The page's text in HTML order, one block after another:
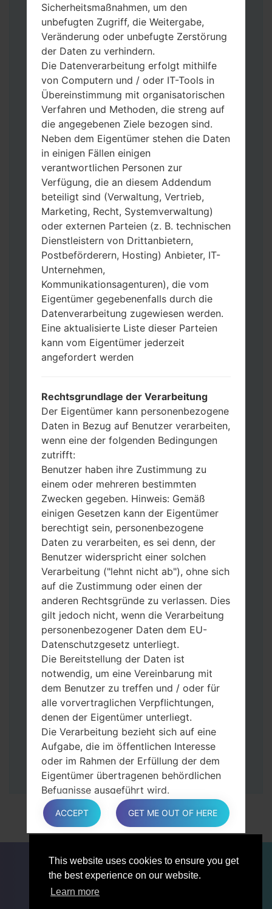
This website uses cookies to ensure you get
the best experience on our website.
Learn more
Laden Sie auf Ihren PC:
Version herunter.
Dann laden Sie die Firmware-Datei
herunter und entpacken Sie sie.
Sie brauchen 1(wählen Sie hier 1 Firmware-
Datei aus) oder 5 (wählen Sie 5 Firmware-
Dateien aus) Firmware-Dateien:
AP: „System & Recovery“
CP: „Modem & Radio“
CSC_***: „Country & Region & Operator“
HOME_CSC_***: „Country & Region &
Operator“
Fügen Sie dem Programm Odin 3 alle
Dateien hinzu.
Wenn Sie das Telefon flashen und auf die
möchten, wählen Sie CSC_***, in einem
anderen Fall wählen Sie HOME_CSC_***
um Ihre Daten zu speichern.
Jetzt schalten Sie das Gerät aus und
aktivieren Sie Download-Modus. Alle
Methoden, wie es geht:
Halten Sie die Power-, Lautstärke- und
Bixbi- Tasten gedrückt.
Halten Sie Lauter- und Leiser-Tasten
gedrückt. Schließen Sie das Telefon mit
einem USB-Kabel an den PC an.
Halten Sie die Power-, Lauter- und
Home-Tasten gedrückt.
Schließen Sie das USB-Kabel an und
halten Sie die Leiser- und Bixbi-Tasten
gedrückt.
Halten Sie die Power- und Lauter-
Tasten gedrückt.
Dann schließen Sie das Telefon an den PC
an, das Programm Odin erkennt Ihr Gerät
und „COM port number“ wird auf dem
Bildschirm angezeigt.
Geben Sie nur die „F. Reset”-Zeit und
„Auto-Rebot“ an.
Zum Schluss klicken Sie „Start“-Taste auf.
Ihr Gerät wird neu gestartet und von PC
getrennt.
Sicherheitsmaßnahmen, um den
unbefugten Zugriff, die Weitergabe,
Veränderung oder unbefugte Zerstörung
der Daten zu verhindern.
Die Datenverarbeitung erfolgt mithilfe
von Computern und / oder IT-Tools in
Übereinstimmung mit organisatorischen
Verfahren und Methoden, die streng auf
die angegebenen Ziele bezogen sind.
Neben dem Eigentümer stehen die Daten
in einigen Fällen einigen
verantwortlichen Personen zur
Verfügung, die an diesem Addendum
beteiligt sind (Verwaltung, Vertrieb,
Marketing, Recht, Systemverwaltung)
oder externen Parteien (z. B. technischen
Dienstleistern von Drittanbietern,
Postbeförderern, Hosting) Anbieter, IT-
Unternehmen,
Kommunikationsagenturen), die vom
Eigentümer gegebenenfalls durch die
Datenverarbeitung zugewiesen werden.
Eine aktualisierte Liste dieser Parteien
kann vom Eigentümer jederzeit
angefordert werden
Rechtsgrundlage der Verarbeitung
Der Eigentümer kann personenbezogene
Daten in Bezug auf Benutzer verarbeiten,
wenn eine der folgenden Bedingungen
zutrifft:
Benutzer haben ihre Zustimmung zu
einem oder mehreren bestimmten
Zwecken gegeben. Hinweis: Gemäß
einigen Gesetzen kann der Eigentümer
berechtigt sein, personenbezogene
Daten zu verarbeiten, es sei denn, der
Benutzer widerspricht einer solchen
Verarbeitung ("lehnt nicht ab"), ohne sich
auf die Zustimmung oder einen der
anderen Rechtsgründe zu verlassen. Dies
gilt jedoch nicht, wenn die Verarbeitung
personenbezogener Daten dem EU-
Datenschutzgesetz unterliegt.
Die Bereitstellung der Daten ist
notwendig, um eine Vereinbarung mit
dem Benutzer zu treffen und / oder für
alle vorvertraglichen Verpflichtungen,
denen der Eigentümer unterliegt.
Die Verarbeitung bezieht sich auf eine
Aufgabe, die im öffentlichen Interesse
oder im Rahmen der Erfüllung der dem
Eigentümer übertragenen behördlichen
Befugnisse ausgeführt wird.
Die Verarbeitung ist für berechtigte
Interessen des Eigentümers oder eines
Dritten erforderlich.
bei der Erläuterung des für die
Verarbeitung geltenden rechtlichen
Rahmens und insbesondere, ob die
ACCEPT GET ME OUT OF HERE